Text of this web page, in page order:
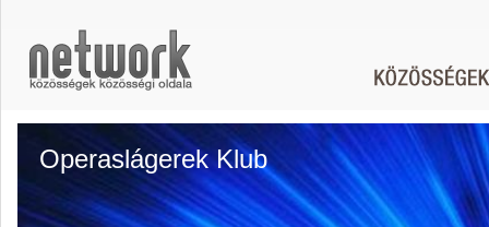
Operaslágerek Klub